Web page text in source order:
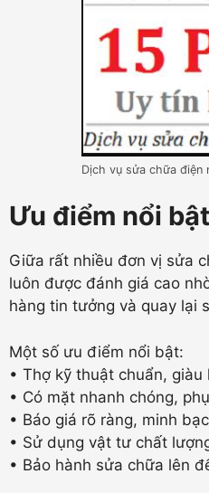
Dịch vụ sửa chữa điện
Ưu điểm nổi
Giữa rất nhiều đơn vị sửa
luôn được đánh giá cao
hàng tin tưởng và quay lại
Một số ưu điểm nổi bật:
• Thợ kỹ thuật chuẩn,
• Có mặt nhanh chóng,
• Báo giá rõ ràng, minh
• Sử dụng vật tư chất
• Bảo hành sửa chữa lên